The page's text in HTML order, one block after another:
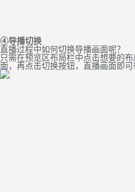
④导播切换
直播过程中如何切换导播画面呢？
只需在预览区布局栏中点击想要的
面，再点击切换按钮，直播画面即